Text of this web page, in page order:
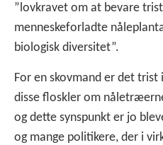
”lovkravet om at bevare
menneskeforladte
biologisk diversitet”.
For en skovmand er det
disse floskler om
og dette synspunkt er jo
og mange politikere, der i